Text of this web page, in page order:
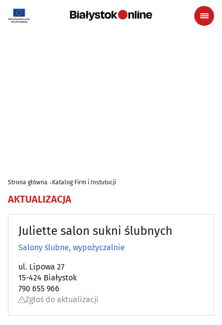
Strona główna Katalog Firm i Instutucji
AKTUALIZACJA
Juliette salon sukni ślubnych
Salony ślubne, wypożyczalnie
ul. Lipowa 27
15-424 Białystok
790 655 966
Zgłoś do aktualizacji